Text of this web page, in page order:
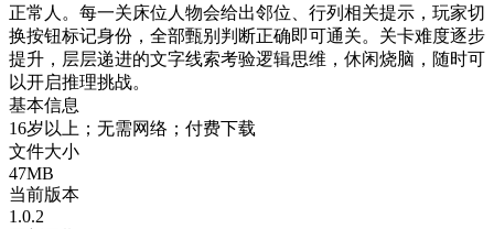
正常人。每一关床位人物会给出邻位、行列相关提示，玩家切
换按钮标记身份，全部甄别判断正确即可通关。关卡难度逐步
提升，层层递进的文字线索考验逻辑思维，休闲烧脑，随时可
以开启推理挑战。
基本信息
16岁以上；无需网络；付费下载
文件大小
47MB
当前版本
1.0.2